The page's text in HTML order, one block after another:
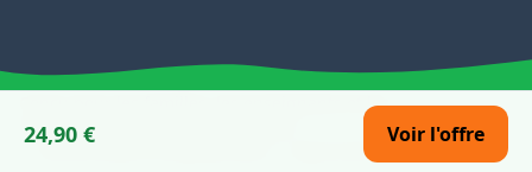
24,90 € Voir l'offre
Conçu pour les familles, les enseignants et les
orthophonistes |
©2026 Blog Orthographique — Apprendre en s’amusant.